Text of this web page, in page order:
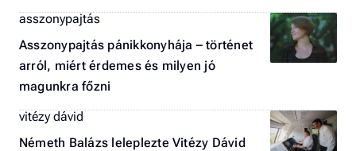
asszonypajtás
Asszonypajtás pánikkonyhája – történet
arról, miért érdemes és milyen jó
magunkra főzni
vitézy dávid
Németh Balázs leleplezte Vitézy Dávid